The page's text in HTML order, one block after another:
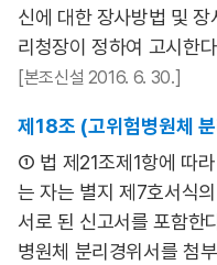
신에 대한 장사방법 및
리청장이 정하여 고시한
[본조신설 2016. 6. 30.]
제18조 (고위험병원체
① 법 제21조제1항에 따
는 자는 별지 제7호서식
서로 된 신고서를 포함한
병원체 분리경위서를 첨